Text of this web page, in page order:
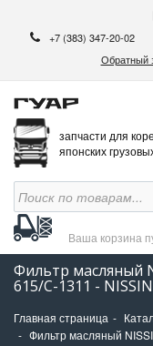
+7 (383) 347-20-02
Обратный
запчасти для
японских
Ваша корзина
Фильтр масляный
615/C-1311 - NISSIN
Главная страница
Фильтр масляный